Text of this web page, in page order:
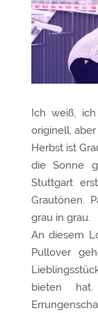
Ich weiß,
originell,
Herbst ist
die Sonne
Stuttgart
Grautönen.
grau in grau.
An diesem
Pullover
bieten